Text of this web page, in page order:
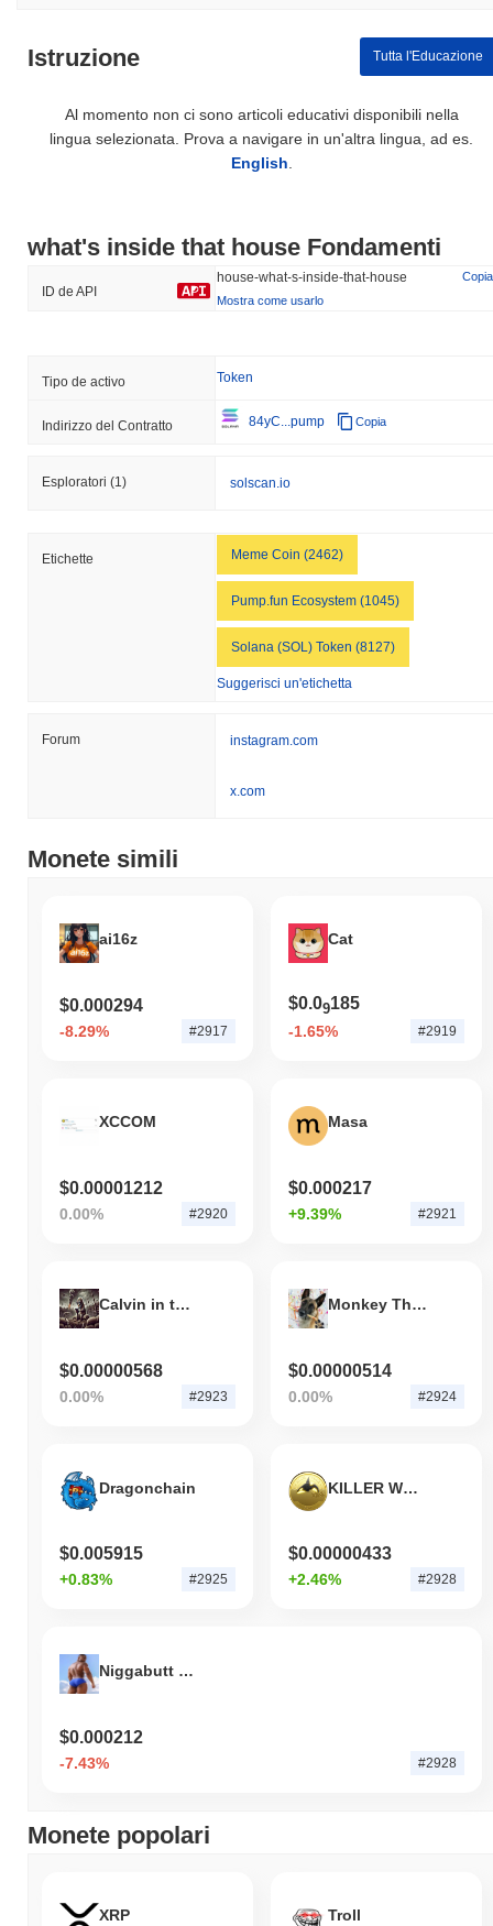
Istruzione Tutta l'Educazione
Al momento non ci sono articoli educativi disponibili nella
lingua selezionata. Prova a navigare in un'altra lingua, ad es.
English
what's inside that house Fondamenti
ID de API
house-what-s-inside-that-house
Copia
Mostra come usarlo
Tipo de activo Token
Indirizzo del Contratto 84yC...pump Copia
Esploratori (1) solscan.io
Etichette Meme Coin (2462)
Pump.fun Ecosystem (1045)
Solana (SOL) Token (8127)
Suggerisci un'etichetta
Forum instagram.com
x.com
Monete simili
ai16z
$0.000294
-8.29% #2917
Cat
$0.09185
-1.65% #2919
XCCOM
$0.00001212
0.00% #2920
Masa
$0.000217
+9.39% #2921
Calvin in the Cabal
$0.00000568
0.00% #2923
Monkey The Picasso
$0.00000514
0.00% #2924
Dragonchain
$0.005915
+0.83% #2925
KILLER WHALE
$0.00000433
+2.46% #2928
Niggabutt Token
$0.000212
-7.43% #2928
Monete popolari
XRP Troll